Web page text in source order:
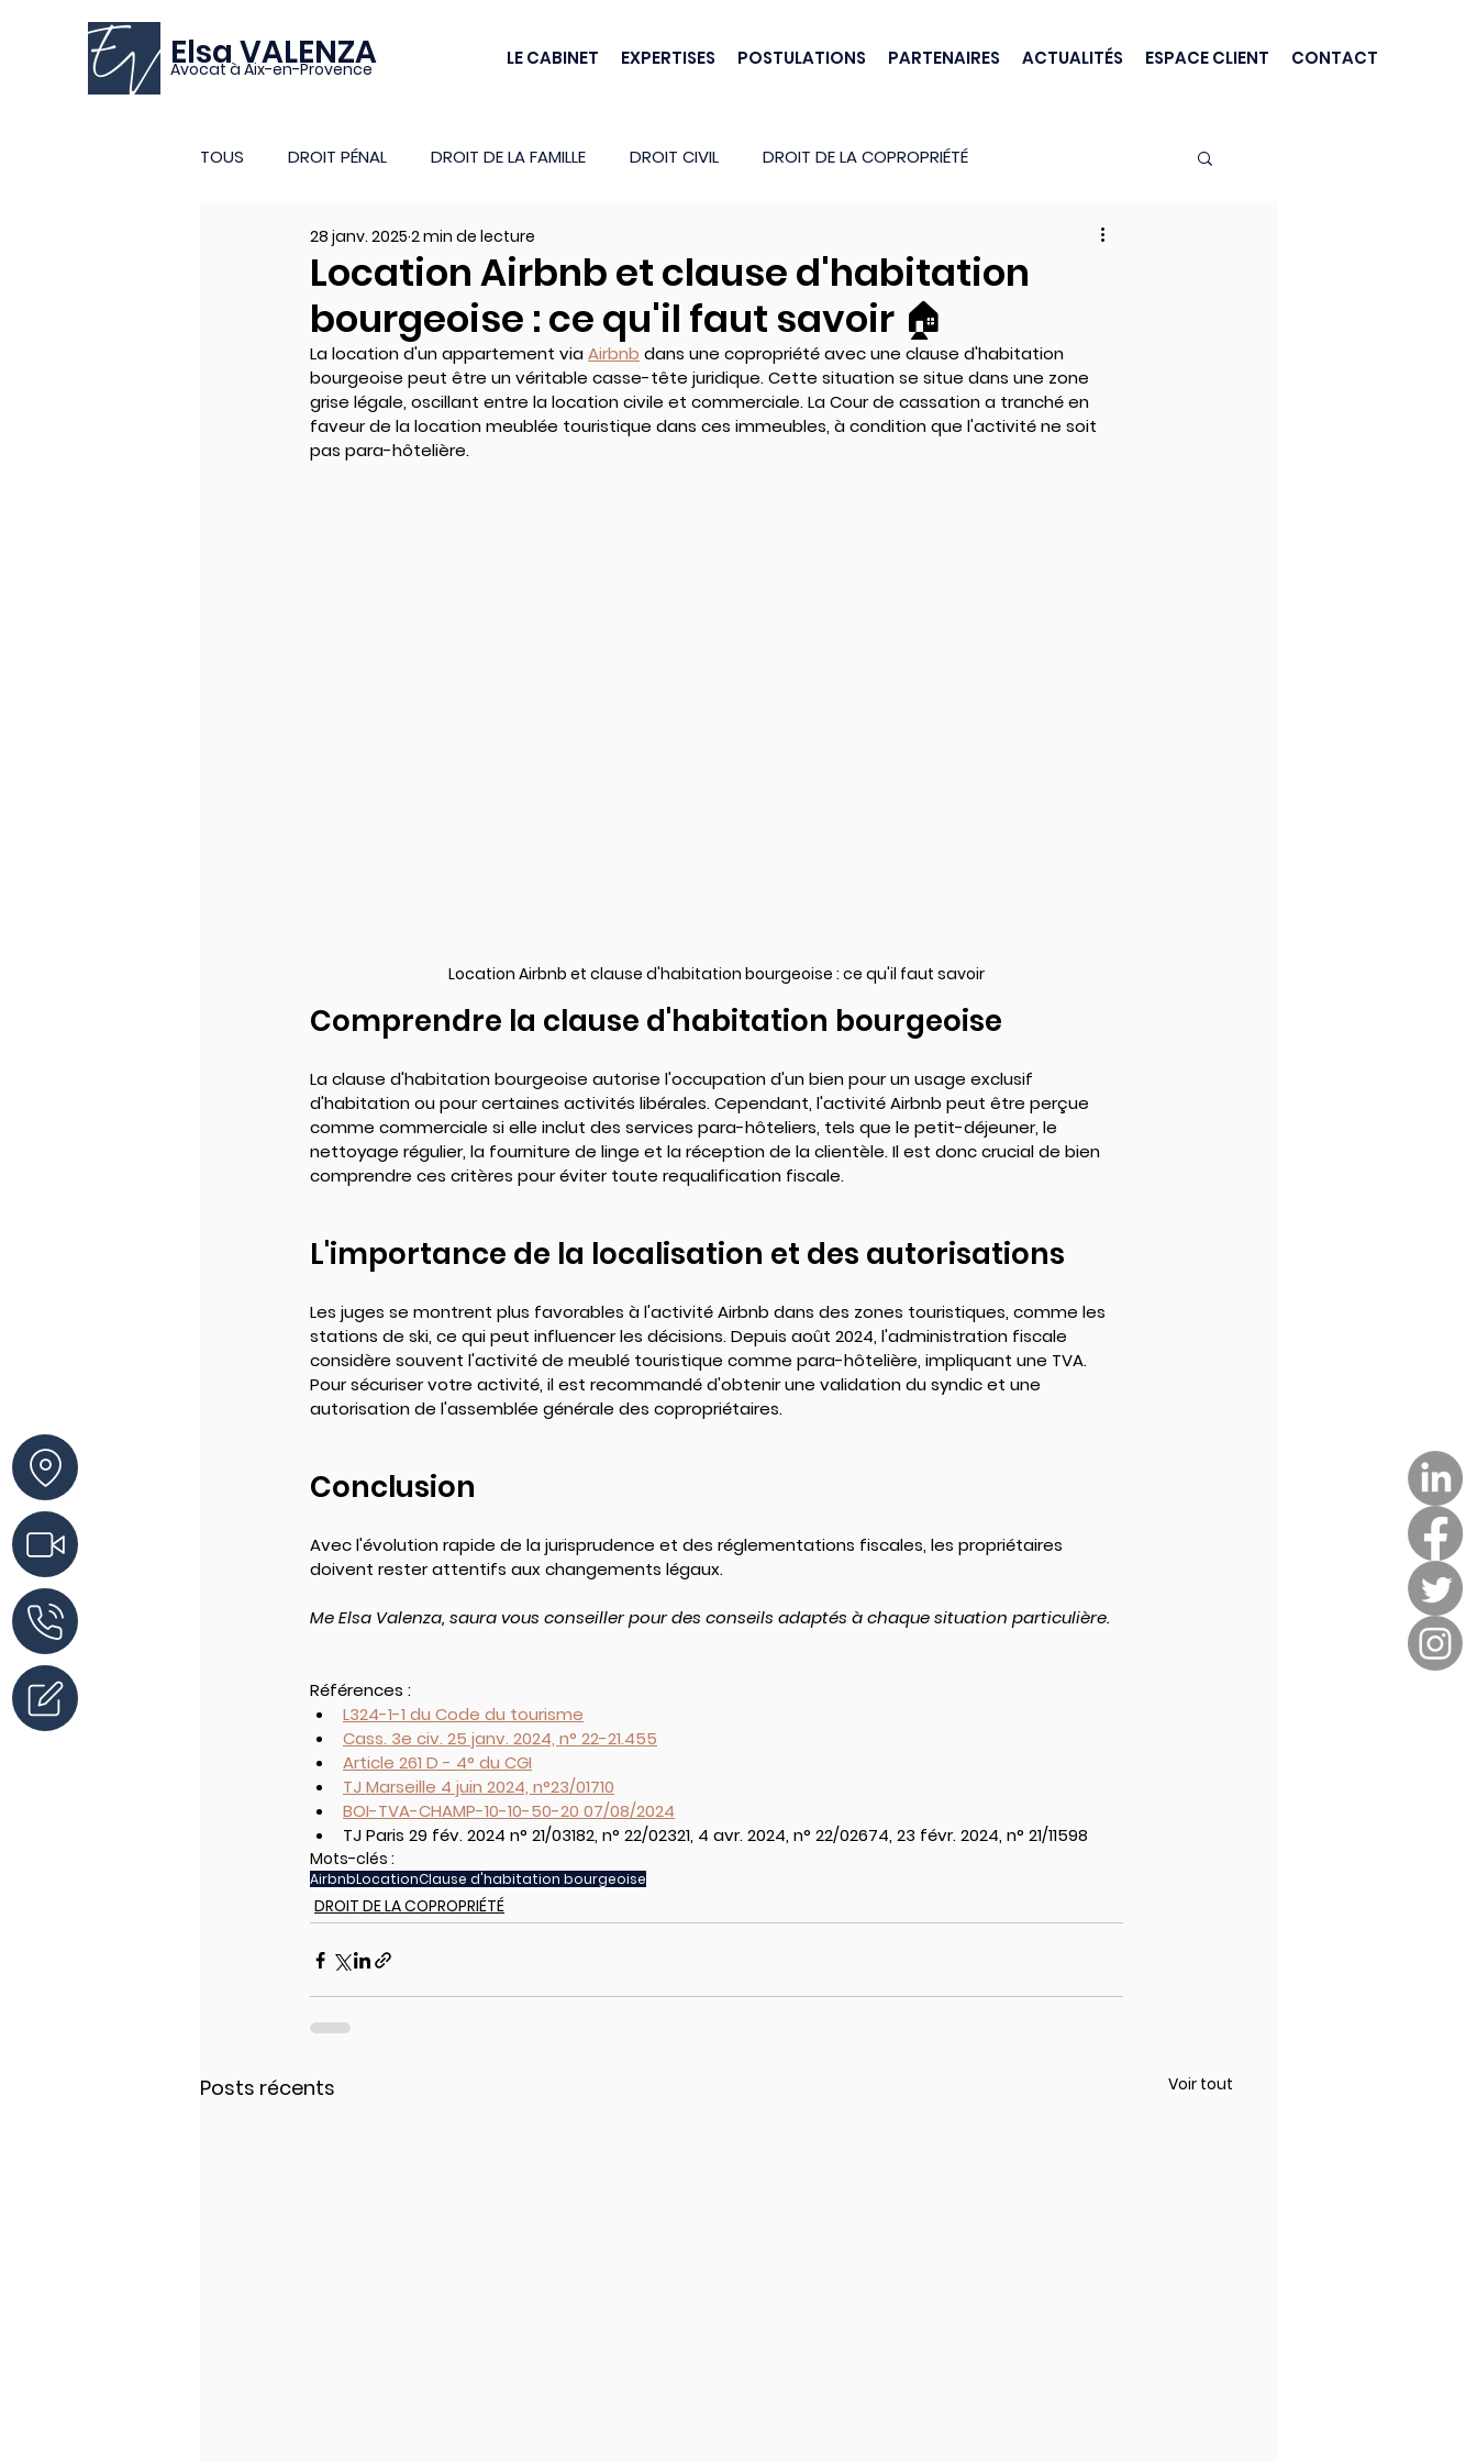
Elsa VALENZA
Avocat à Aix-en-Provence LE CABINET EXPERTISES POSTULATIONS PARTENAIRES ACTUALITÉS ESPACE CLIENT CONTACT
TOUS DROIT PÉNAL DROIT DE LA FAMILLE DROIT CIVIL DROIT DE LA COPROPRIÉTÉ
Location Airbnb et clause d'habitation
bourgeoise : ce qu'il faut savoir 🏠
28 janv. 2025 2 min de lecture
La location d'un appartement via Airbnb dans une copropriété avec une clause d'habitation
bourgeoise peut être un véritable casse-tête juridique. Cette situation se situe dans une zone
grise légale, oscillant entre la location civile et commerciale. La Cour de cassation a tranché en
faveur de la location meublée touristique dans ces immeubles, à condition que l'activité ne soit
pas para-hôtelière.
Location Airbnb et clause d'habitation bourgeoise : ce qu'il faut savoir
Comprendre la clause d'habitation bourgeoise
La clause d'habitation bourgeoise autorise l'occupation d'un bien pour un usage exclusif
d'habitation ou pour certaines activités libérales. Cependant, l'activité Airbnb peut être perçue
comme commerciale si elle inclut des services para-hôteliers, tels que le petit-déjeuner, le
nettoyage régulier, la fourniture de linge et la réception de la clientèle. Il est donc crucial de bien
comprendre ces critères pour éviter toute requalification fiscale.
L'importance de la localisation et des autorisations
Les juges se montrent plus favorables à l'activité Airbnb dans des zones touristiques, comme les
stations de ski, ce qui peut influencer les décisions. Depuis août 2024, l'administration fiscale
considère souvent l'activité de meublé touristique comme para-hôtelière, impliquant une TVA.
Pour sécuriser votre activité, il est recommandé d'obtenir une validation du syndic et une
autorisation de l'assemblée générale des copropriétaires.
Conclusion
Avec l'évolution rapide de la jurisprudence et des réglementations fiscales, les propriétaires
doivent rester attentifs aux changements légaux.
Me Elsa Valenza, saura vous conseiller pour des conseils adaptés à chaque situation particulière.
Références :
L324-1-1 du Code du tourisme
Cass. 3e civ. 25 janv. 2024, n° 22-21.455
Article 261 D - 4° du CGI
TJ Marseille 4 juin 2024, n°23/01710
BOI-TVA-CHAMP-10-10-50-20 07/08/2024
TJ Paris 29 fév. 2024 n° 21/03182, n° 22/02321, 4 avr. 2024, n° 22/02674, 23 févr. 2024, n° 21/11598
Mots-clés :
AirbnbLocationClause d'habitation bourgeoise
DROIT DE LA COPROPRIÉTÉ
Posts récents Voir tout